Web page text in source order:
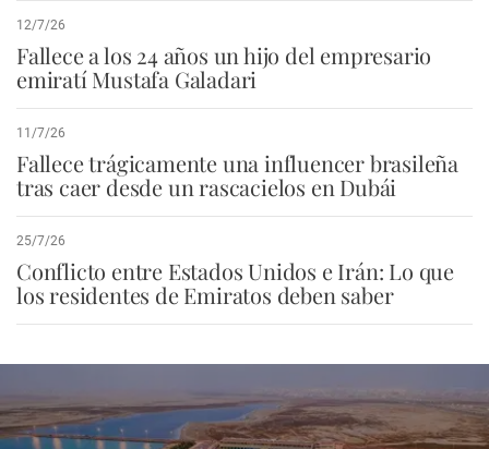
12/7/26
Fallece a los 24 años un hijo del empresario
emiratí Mustafa Galadari
11/7/26
Fallece trágicamente una influencer brasileña
tras caer desde un rascacielos en Dubái
25/7/26
Conflicto entre Estados Unidos e Irán: Lo que
los residentes de Emiratos deben saber